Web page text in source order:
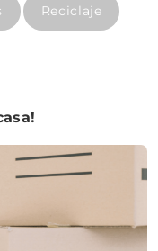
Reciclaje